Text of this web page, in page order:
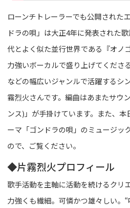
ローンチトレーラーでも公開された
ドラの唄」は大正4年に発表された
代とよく似た並行世界である『オノ
力強いボーカルで盛り上げてくださ
などの幅広いジャンルで活躍するシ
霧烈火さんです。編曲はあまたサウ
ンス)」が手掛けています。また、
ーマ「ゴンドラの唄」のミュージッ
ので、ご覧ください。
◆片霧烈火プロフィール
歌手活動を主軸に活動を続けるクリ
力強くも繊細。可憐かつ雄々しい。